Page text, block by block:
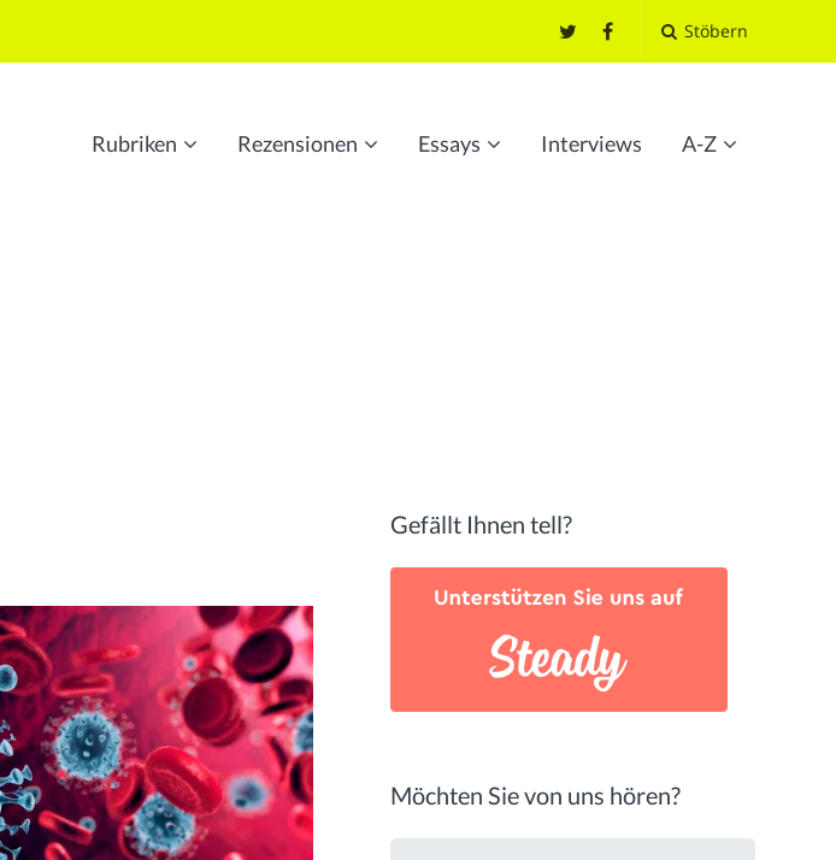
Stöbern
Rubriken Rezensionen Essays Interviews A-Z
Gefällt Ihnen tell?
Möchten Sie von uns hören?